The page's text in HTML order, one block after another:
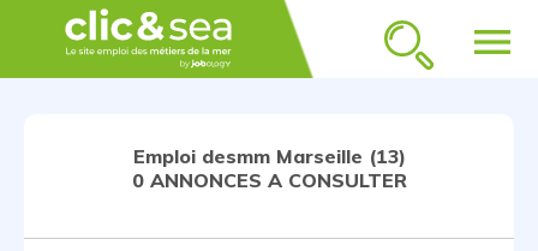
menu
Emploi desmm Marseille (13)
0 ANNONCES A CONSULTER